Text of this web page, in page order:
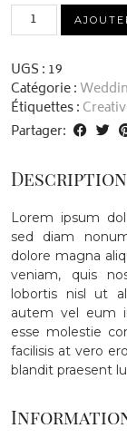
quantité
de
Jewelery
Set
UGS : 19
Catégorie :
Étiquettes :
Partager:
Description
Lorem ipsum
sed diam
dolore magna
veniam, quis
lobortis nisl ut
autem vel eum
esse molestie
facilisis at vero
blandit praesent